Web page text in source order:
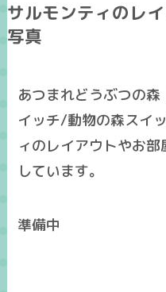
サルモンティのレ
写真
あつまれどうぶつの
イッチ/動物の森スイ
ィのレイアウトやお
しています。
準備中